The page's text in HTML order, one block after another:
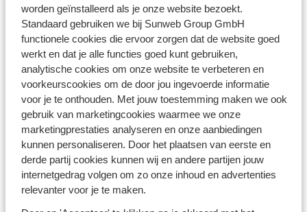
worden geïnstalleerd als je onze website bezoekt.
Standaard gebruiken we bij Sunweb Group GmbH
functionele cookies die ervoor zorgen dat de website goed
werkt en dat je alle functies goed kunt gebruiken,
analytische cookies om onze website te verbeteren en
voorkeurscookies om de door jou ingevoerde informatie
voor je te onthouden. Met jouw toestemming maken we ook
gebruik van marketingcookies waarmee we onze
marketingprestaties analyseren en onze aanbiedingen
kunnen personaliseren. Door het plaatsen van eerste en
derde partij cookies kunnen wij en andere partijen jouw
internetgedrag volgen om zo onze inhoud en advertenties
relevanter voor je te maken.
Vos vacances idéales au
ski
Découvrir